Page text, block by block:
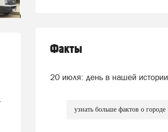
Факты
20 июля: день в нашей истории
узнать больше фактов о городе